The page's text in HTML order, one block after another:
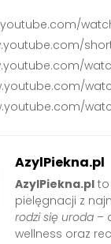
AzylPiekna.pl
AzylPiekna.pl to
pielęgnacji z
rodzi się uroda –
wellness oraz